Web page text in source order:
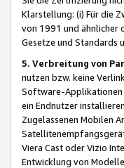
Klarstellung: (i) Für die
von 1991 und ähnlicher
Gesetze und Standards
5. Verbreitung von
nutzen bzw. keine
Software-Applikationen
ein Endnutzer
Zugelassenen Mobilen
Viera Cast oder Vizio
Entwicklung von